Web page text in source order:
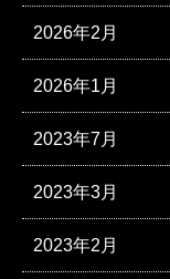
2026年2月
2026年1月
2023年7月
2023年3月
2023年2月